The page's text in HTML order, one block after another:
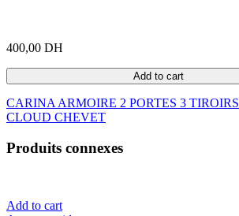
400,00 DH
Add to cart
CARINA ARMOIRE 2 PORTES 3 TIROIRS
CLOUD CHEVET
Produits connexes
Add to cart